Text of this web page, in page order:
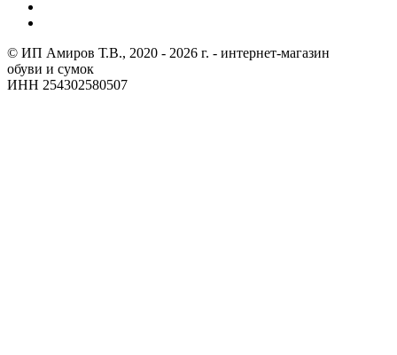
© ИП Амиров Т.В., 2020 - 2026 г. - интернет-магазин
обуви и сумок
ИНН 254302580507